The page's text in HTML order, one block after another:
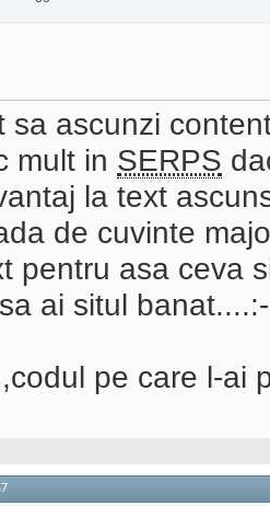
sa ascunzi
mult in SERPS
la text
de cuvinte
pentru asa ceva
ai situl
pe care l-ai